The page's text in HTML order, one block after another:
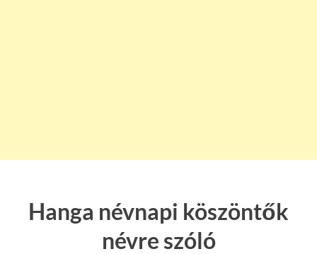
Hanga névnapi köszöntők
névre szóló